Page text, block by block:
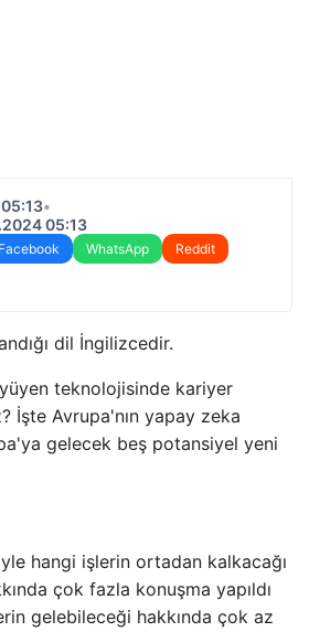
•
05:13
Facebook WhatsApp
Reddit
dil İngilizcedir.
teknolojisinde kariyer
İşte Avrupa'nın yapay zeka
gelecek beş potansiyel yeni
hangi işlerin ortadan kalkacağı
çok fazla konuşma yapıldı
gelebileceği hakkında çok az